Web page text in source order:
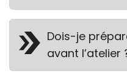
Dois-je
avant l’atelier